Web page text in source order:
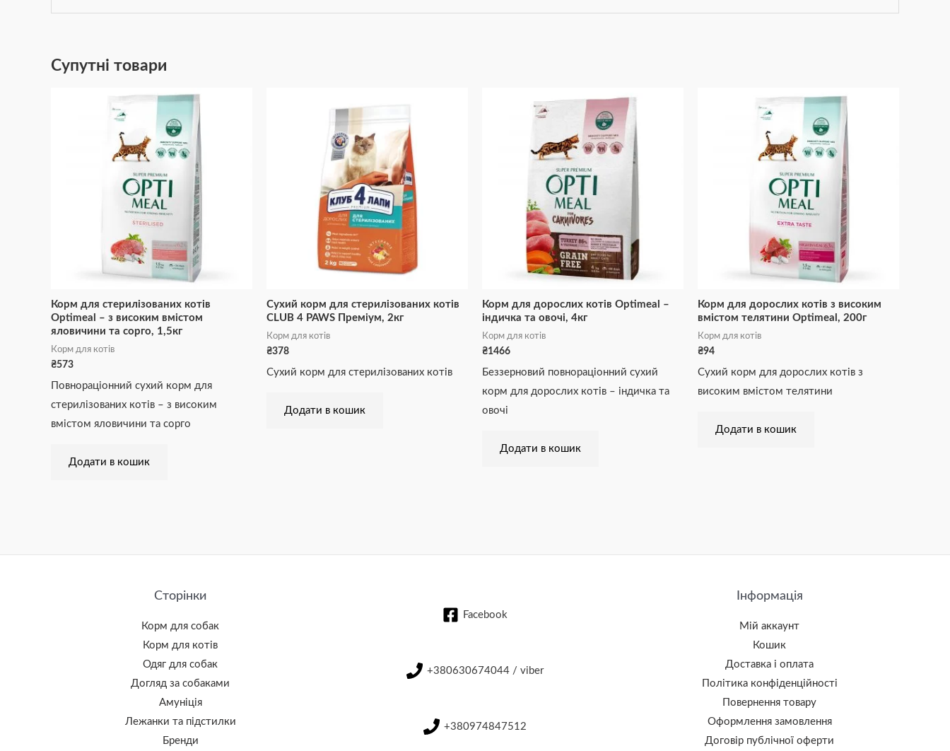
Супутні товари
Корм для стерилізованих котів
Optimeal – з високим вмістом
яловичини та сорго, 1,5кг
Корм для котів
₴573
Повнораціонний сухий корм для
стерилізованих котів – з високим
вмістом яловичини та сорго
Додати в кошик
Сухий корм для стерилізованих котів
CLUB 4 PAWS Преміум, 2кг
Корм для котів
₴378
Сухий корм для стерилізованих котів
Додати в кошик
Корм для дорослих котів Optimeal –
індичка та овочі, 4кг
Корм для котів
₴1466
Беззерновий повнораціонний сухий
корм для дорослих котів – індичка та
овочі
Додати в кошик
Корм для дорослих котів з високим
вмістом телятини Optimeal, 200г
Корм для котів
₴94
Сухий корм для дорослих котів з
високим вмістом телятини
Додати в кошик
Сторінки
Корм для собак
Корм для котів
Одяг для собак
Догляд за собаками
Амуніція
Лежанки та підстилки
Бренди
Facebook
+380630674044 / viber
+380974847512
Інформація
Мій аккаунт
Кошик
Доставка і оплата
Політика конфіденційності
Повернення товару
Оформлення замовлення
Договір публічної оферти